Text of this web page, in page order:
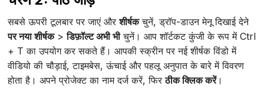
सबसे ऊपरी टूलबार पर जाएं औरशीर्षकचुनें, ड्रॉप-डाउन मेनू दिखाई देने
पर नया शीर्षक>डिफ़ॉल्ट अभी भीचुनें। आप शॉर्टकट कुंजी के रूप में Ctrl
+ T का उपयोग कर सकते हैं। आपकी स्क्रीन पर नई शीर्षक विंडो में
वीडियो की चौड़ाई, टाइमबेस, ऊंचाई और पहलू अनुपात के बारे में विवरण
होता है। अपने प्रोजेक्ट का नाम दर्ज करें, फिरठीक क्लिक करें।